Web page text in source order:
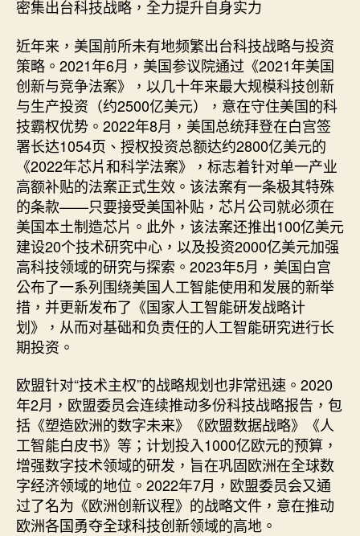
密集出台科技战略，全力提升自身实力
近年来，美国前所未有地频繁出台科技战略与投资
策略。2021年6月，美国参议院通过《2021年美国
创新与竞争法案》，以几十年来最大规模科技创新
与生产投资（约2500亿美元），意在守住美国的科
技霸权优势。2022年8月，美国总统拜登在白宫签
署长达1054页、授权投资总额达约2800亿美元的
《2022年芯片和科学法案》，标志着针对单一产业
高额补贴的法案正式生效。该法案有一条极其特殊
的条款——只要接受美国补贴，芯片公司就必须在
美国本土制造芯片。此外，该法案还推出100亿美元
建设20个技术研究中心，以及投资2000亿美元加强
高科技领域的研究与探索。2023年5月，美国白宫
公布了一系列围绕美国人工智能使用和发展的新举
措，并更新发布了《国家人工智能研发战略计
划》，从而对基础和负责任的人工智能研究进行长
期投资。
欧盟针对“技术主权”的战略规划也非常迅速。2020
年2月，欧盟委员会连续推动多份科技战略报告，包
括《塑造欧洲的数字未来》《欧盟数据战略》《人
工智能白皮书》等；计划投入1000亿欧元的预算，
增强数字技术领域的研发，旨在巩固欧洲在全球数
字经济领域的地位。2022年7月，欧盟委员会又通
过了名为《欧洲创新议程》的战略文件，意在推动
欧洲各国勇夺全球科技创新领域的高地。